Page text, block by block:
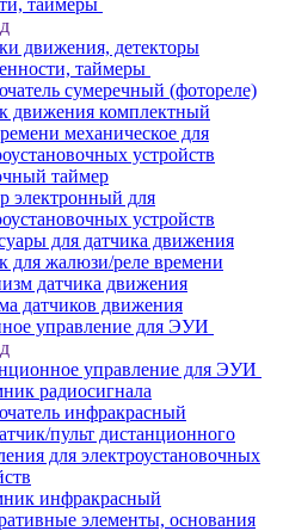
таймеры
движения, детекторы
таймеры
сумеречный (фотореле)
движения комплектный
механическое для
устройств
таймер
электронный для
устройств
для датчика движения
для жалюзи/реле времени
датчика движения
датчиков движения
управление для ЭУИ
управление для ЭУИ
радиосигнала
инфракрасный
пульт дистанционного
для электроустановочных
инфракрасный
элементы, основания